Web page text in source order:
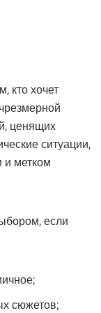
кто хочет
ценящих
ситуации,
и метком
если
сюжетов;